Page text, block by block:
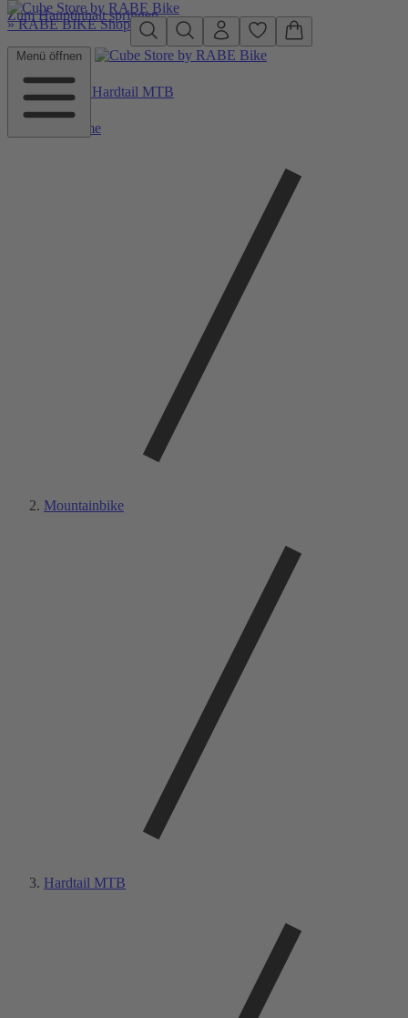
Zum Hauptinhalt springen
»RABE BIKE Shop
Menü öffnen
Zurück zu Hardtail MTB
Home
Mountainbike
Hardtail MTB